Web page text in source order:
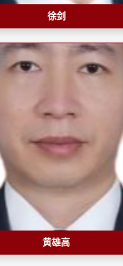
徐剑
黄雄高